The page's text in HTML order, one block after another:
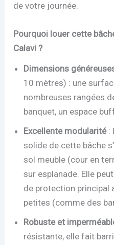
de votre journée.
Pourquoi louer cette
Calavi ?
Dimensions
10 mètres) : une
nombreuses rangées
banquet, un espace
Excellente modularité:
solide de cette bâche
sol meuble (cour en
sur esplanade. Elle
de protection principal
petites (comme des
Robuste et
résistante, elle fait